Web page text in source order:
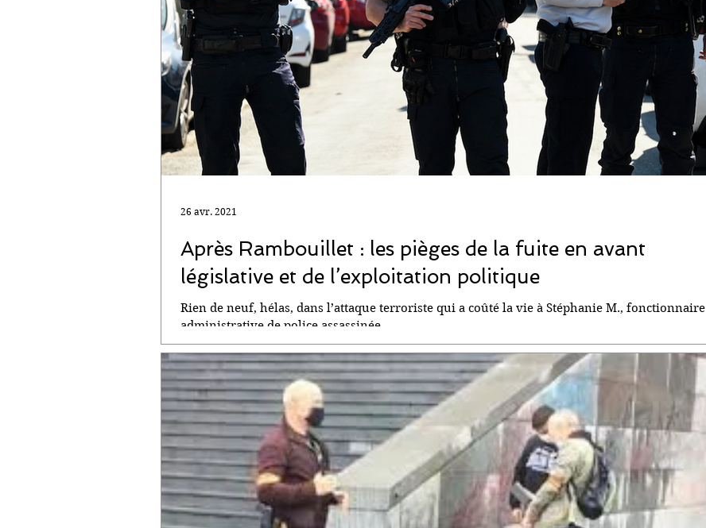
Après Rambouillet : les pièges de la fuite en avant
législative et de l’exploitation politique
Rien de neuf, hélas, dans l’attaque terroriste qui a coûté la vie à Stéphanie M., fonctionnaire
administrative de police assassinée...
26 avr. 2021